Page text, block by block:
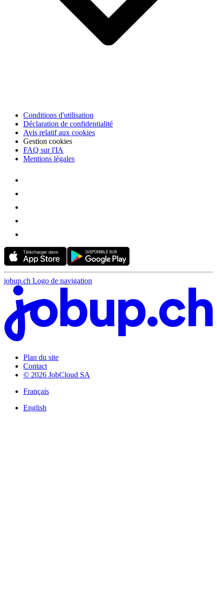
Conditions d'utilisation
Déclaration de confidentialité
Avis relatif aux cookies
Gestion cookies
FAQ sur l'IA
Mentions légales
jobup.ch Logo de navigation
Plan du site
Contact
© 2026 JobCloud SA
Français
English